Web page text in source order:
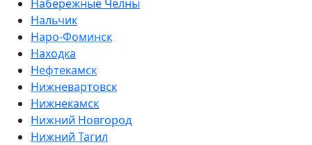
Набережные Челны
Нальчик
Наро-Фоминск
Находка
Нефтекамск
Нижневартовск
Нижнекамск
Нижний Новгород
Нижний Тагил